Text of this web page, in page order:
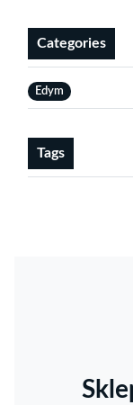
Categories
Edym
Tags